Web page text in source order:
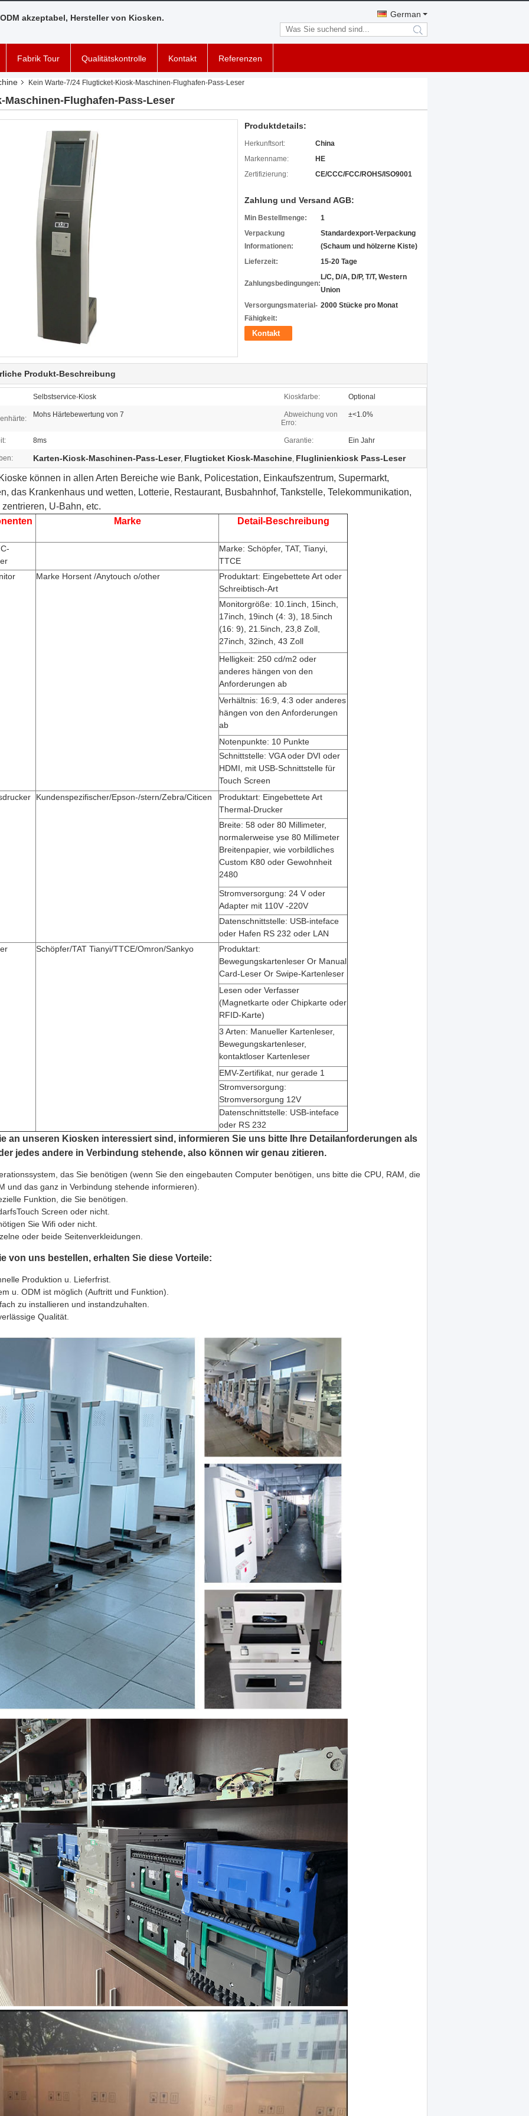
akzeptabel, Hersteller von Kiosken. German
search
Fabrik Tour Qualitätskontrolle Kontakt Referenzen
Kein Warte-7/24 Flugticket-Kiosk-Maschinen-Flughafen-Pass-Leser
Flughafen-Pass-Leser
Produktdetails:
Herkunftsort:
China
Markenname:
HE
Zertifizierung:
CE/CCC/FCC/ROHS/ISO9001
Zahlung und Versand AGB:
Min Bestellmenge:
1
Verpackung
Informationen:
Standardexport-Verpackung
(Schaum und hölzerne Kiste)
Lieferzeit:
15-20 Tage
Zahlungsbedingungen:
L/C, D/A, D/P, T/T, Western
Union
Versorgungsmaterial-
Fähigkeit:
2000 Stücke pro Monat
Kontakt
Produkt-Beschreibung
Selbstservice-Kiosk Kioskfarbe: Optional
Mohs Härtebewertung von 7
Abweichung von
Erro:
±<1.0%
8ms Garantie: Ein Jahr
Karten-Kiosk-Maschinen-Pass-Leser, Flugticket Kiosk-Maschine, Fluglinienkiosk Pass-Leser
können in allen Arten Bereiche wie Bank, Policestation, Einkaufszentrum, Supermarkt,
das Krankenhaus und wetten, Lotterie, Restaurant, Busbahnhof, Tankstelle, Telekommunikation,
zentrieren, U-Bahn, etc.
Marke Detail-Beschreibung
Marke: Schöpfer, TAT, Tianyi,
TTCE
Marke Horsent /Anytouch o/other
Produktart: Eingebettete Art oder
Schreibtisch-Art
Monitorgröße: 10.1inch, 15inch,
17inch, 19inch (4: 3), 18.5inch
(16: 9), 21.5inch, 23,8 Zoll,
27inch, 32inch, 43 Zoll
Helligkeit: 250 cd/m2 oder
anderes hängen von den
Anforderungen ab
Verhältnis: 16:9, 4:3 oder anderes
hängen von den Anforderungen
ab
Notenpunkte: 10 Punkte
Schnittstelle: VGA oder DVI oder
HDMI, mit USB-Schnittstelle für
Touch Screen
Kundenspezifischer/Epson-/stern/Zebra/Citicen
Produktart: Eingebettete Art
Thermal-Drucker
Breite: 58 oder 80 Millimeter,
normalerweise yse 80 Millimeter
Breitenpapier, wie vorbildliches
Custom K80 oder Gewohnheit
2480
Stromversorgung: 24 V oder
Adapter mit 110V -220V
Datenschnittstelle: USB-inteface
oder Hafen RS 232 oder LAN
Schöpfer/TAT Tianyi/TTCE/Omron/Sankyo
Produktart:
Bewegungskartenleser Or Manual
Card-Leser Or Swipe-Kartenleser
Lesen oder Verfasser
(Magnetkarte oder Chipkarte oder
RFID-Karte)
3 Arten: Manueller Kartenleser,
Bewegungskartenleser,
kontaktloser Kartenleser
EMV-Zertifikat, nur gerade 1
Stromversorgung:
Stromversorgung 12V
Datenschnittstelle: USB-inteface
oder RS 232
an unseren Kiosken interessiert sind, informieren Sie uns bitte Ihre Detailanforderungen als
jedes andere in Verbindung stehende, also können wir genau zitieren.
das Sie benötigen (wenn Sie den eingebauten Computer benötigen, uns bitte die CPU, RAM, die
und das ganz in Verbindung stehende informieren).
Funktion, die Sie benötigen.
Screen oder nicht.
Sie Wifi oder nicht.
oder beide Seitenverkleidungen.
von uns bestellen, erhalten Sie diese Vorteile:
Produktion u. Lieferfrist.
u. ODM ist möglich (Auftritt und Funktion).
zu installieren und instandzuhalten.
Qualität.